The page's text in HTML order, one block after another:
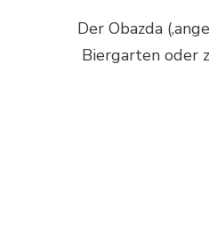
Der Obazda
Biergarten oder